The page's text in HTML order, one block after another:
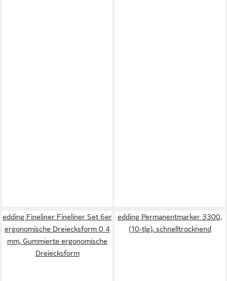
edding Fineliner Fineliner Set 6er
ergonomische Dreiecksform 0 4
mm, Gummierte ergonomische
Dreiecksform
edding Permanentmarker 3300,
(10-tlg), schnelltrocknend